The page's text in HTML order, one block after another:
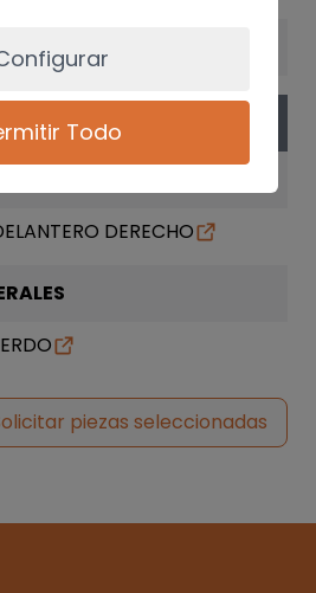
DERECHO
piezas seleccionadas
Todo